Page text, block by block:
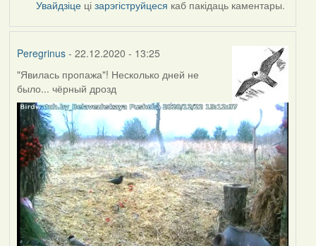
Увайдзіце цізарэгіструйцеся каб пакідаць каментары.
Peregrinus- 22.12.2020 - 13:25
"Явилась пропажа"! Несколько дней не
было... чёрный дрозд